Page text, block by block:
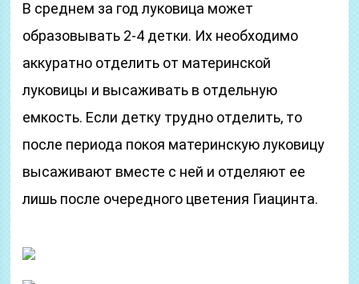
В среднем за год луковица может
образовывать 2-4 детки. Их необходимо
аккуратно отделить от материнской
луковицы и высаживать в отдельную
емкость. Если детку трудно отделить, то
после периода покоя материнскую луковицу
высаживают вместе с ней и отделяют ее
лишь после очередного цветения Гиацинта.